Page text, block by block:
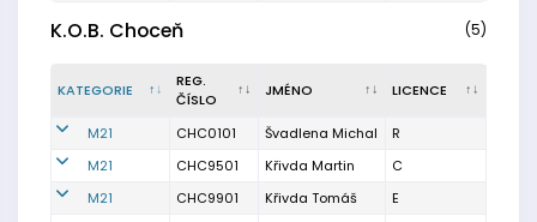
K.O.B. Choceň (5)
KATEGORIE
REG.
ČÍSLO
JMÉNO LICENCE
M21 CHC0101 Švadlena Michal
R
M21
CHC9501 Křivda Martin
C
M21
CHC9901 Křivda Tomáš E